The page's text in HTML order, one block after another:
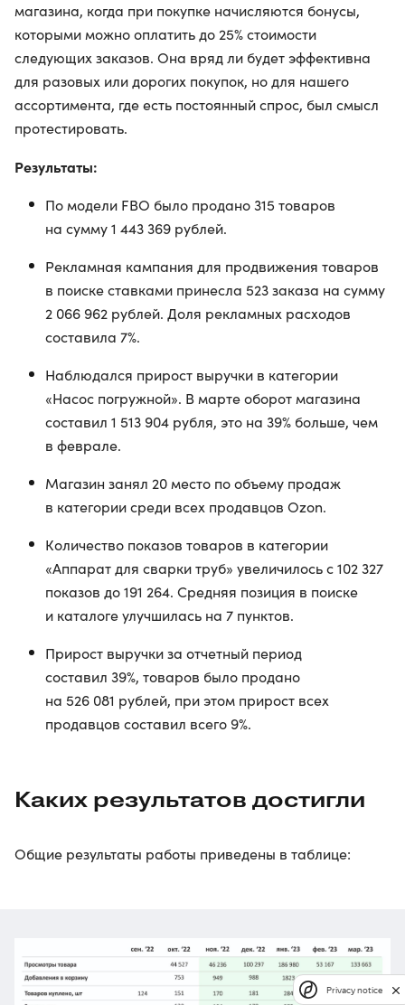
магазина, когда при покупке начисляются бонусы,
которыми можно оплатить до 25% стоимости
следующих заказов. Она вряд ли будет эффективна
для разовых или дорогих покупок, но для нашего
ассортимента, где есть постоянный спрос, был смысл
протестировать.
Результаты:
По модели FBO было продано 315 товаров
на сумму 1 443 369 рублей.
Рекламная кампания для продвижения товаров
в поиске ставками принесла 523 заказа на сумму
2 066 962 рублей. Доля рекламных расходов
составила 7%.
Наблюдался прирост выручки в категории
«Насос погружной». В марте оборот магазина
составил 1 513 904 рубля, это на 39% больше, чем
в феврале.
Магазин занял 20 место по объему продаж
в категории среди всех продавцов Ozon.
Количество показов товаров в категории
«Аппарат для сварки труб» увеличилось с 102 327
показов до 191 264. Средняя позиция в поиске
и каталоге улучшилась на 7 пунктов.
Прирост выручки за отчетный период
составил 39%, товаров было продано
на 526 081 рублей, при этом прирост всех
продавцов составил всего 9%.
Каких результатов достигли
Общие результаты работы приведены в таблице:
Privacy notice